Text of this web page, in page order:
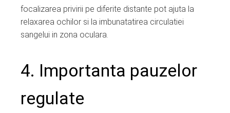
focalizarea privirii pe diferite distante pot ajuta la
relaxarea ochilor si la imbunatatirea circulatiei
sangelui in zona oculara.
4. Importanta pauzelor
regulate